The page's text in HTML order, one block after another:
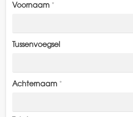
Voornaam *
Tussenvoegsel
Achternaam *